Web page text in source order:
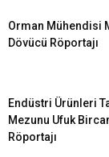
Orman Mühendisi
Dövücü Röportajı
Endüstri Ürünleri
Mezunu Ufuk
Röportajı